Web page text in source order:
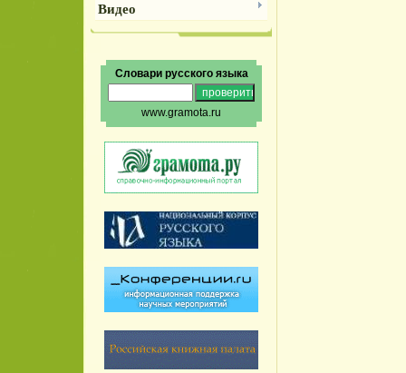
Видео
Словари русского языка
www.gramota.ru